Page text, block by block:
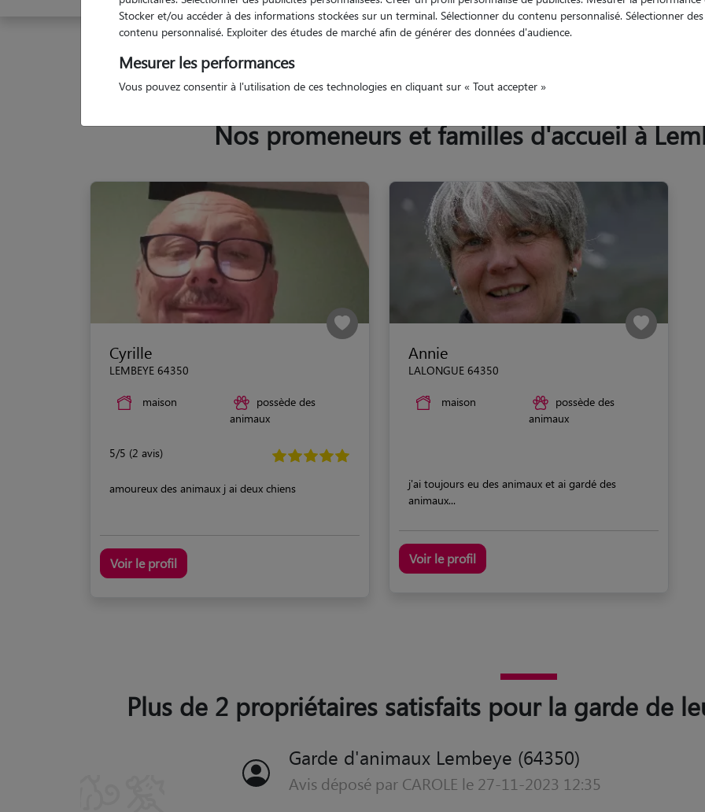
Nos promeneurs et familles d'accueil à
Cyrille
LEMBEYE 64350
maison
possède des
animaux
5/5 (2 avis)
amoureux des animaux j ai deux chiens
Voir le profil
Annie
LALONGUE 64350
maison
possède des
animaux
j'ai toujours eu des animaux et ai gardé des
animaux...
Voir le profil
Plus de 2 propriétaires satisfaits pour la garde de
Garde d'animaux Lembeye (64350)
Avis déposé par alain le 24-07-2016 05:47
Stocker et/ou accéder à des informations stockées sur un terminal. Sélectionner du contenu personnalisé. Sélectionner
contenu personnalisé. Exploiter des études de marché afin de générer des données d'audience.
Mesurer les performances
Vous pouvez consentir à l'utilisation de ces technologies en cliquant sur « Tout accepter »